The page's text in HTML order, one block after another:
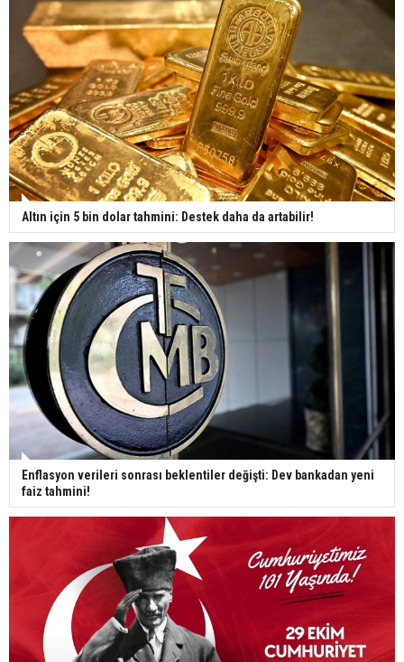
Altın için 5 bin dolar tahmini: Destek daha da artabilir!
Enflasyon verileri sonrası beklentiler değişti: Dev bankadan yeni
faiz tahmini!